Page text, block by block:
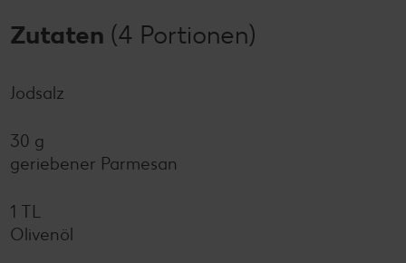
Zutaten (4 Portionen)
Jodsalz
30 g
geriebener Parmesan
1 TL
Olivenöl